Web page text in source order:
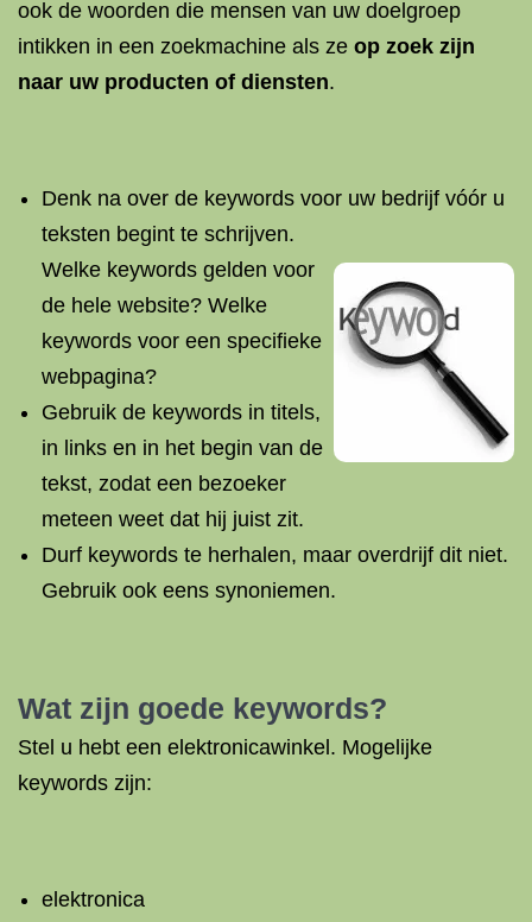
ook de woorden die mensen van uw doelgroep
intikken in een zoekmachine als ze op zoek zijn
naar uw producten of diensten.
Denk na over de keywords voor uw bedrijf vóór u
teksten begint te schrijven.
Welke keywords gelden voor
de hele website? Welke
keywords voor een specifieke
webpagina?
Gebruik de keywords in titels,
in links en in het begin van de
tekst, zodat een bezoeker
meteen weet dat hij juist zit.
Durf keywords te herhalen, maar overdrijf dit niet.
Gebruik ook eens synoniemen.
Wat zijn goede keywords?
Stel u hebt een elektronicawinkel. Mogelijke
keywords zijn:
elektronica